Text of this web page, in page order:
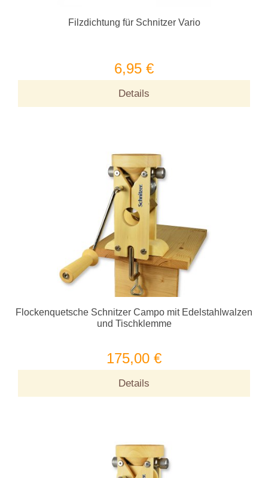
Filzdichtung für Schnitzer Vario
6,95 €
Details
Flockenquetsche Schnitzer Campo mit Edelstahlwalzen
und Tischklemme
175,00 €
Details